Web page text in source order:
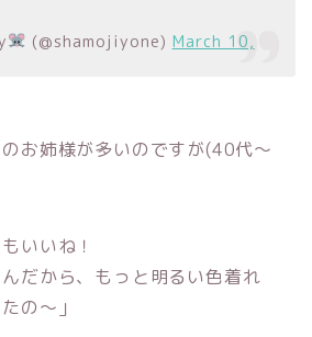
(@shamojiyone) March 10,
お姉様が多いのですが(40代～
いいね！
だから、もっと明るい色着れ
の～」